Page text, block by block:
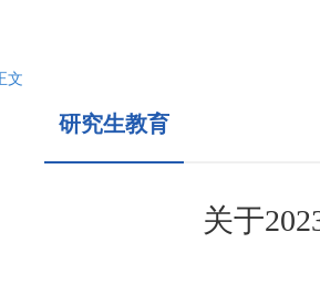
文
研究生教育
关于